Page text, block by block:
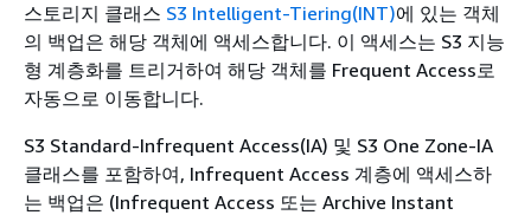
스토리지 클래스 S3 Intelligent-Tiering(INT)에 있는 객체
의 백업은 해당 객체에 액세스합니다. 이 액세스는 S3 지능
형 계층화를 트리거하여 해당 객체를 Frequent Access로
자동으로 이동합니다.
S3 Standard-Infrequent Access(IA) 및 S3 One Zone-IA
클래스를 포함하여, Infrequent Access 계층에 액세스하
는 백업은 (Infrequent Access 또는 Archive Instant